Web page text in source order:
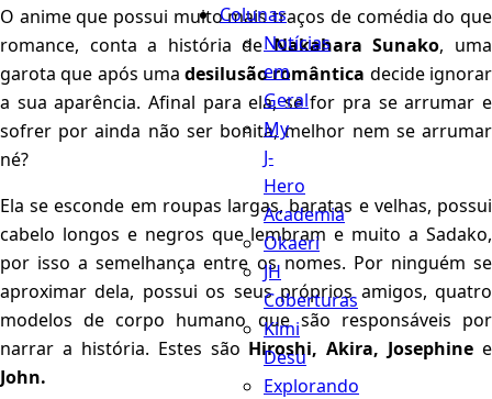
Colunas
Notícias
em
Geral
My
J-
Hero
Academia
Okaeri
JH
Coberturas
Kimi
Desu
Explorando
O anime que possui muito mais traços de comédia do que
romance, conta a história deNakahara Sunako, uma
garota que após umadesilusão romântica decide ignorar
a sua aparência. Afinal para ela, se for pra se arrumar e
sofrer por ainda não ser bonita, melhor nem se arrumar
né?
Ela se esconde em roupas largas, baratas e velhas, possui
cabelo longos e negros que lembram e muito a Sadako,
por isso a semelhança entre os nomes. Por ninguém se
aproximar dela, possui os seus próprios amigos, quatro
modelos de corpo humano que são responsáveis por
narrar a história. Estes são Hiroshi, Akira, Josephine e
John.